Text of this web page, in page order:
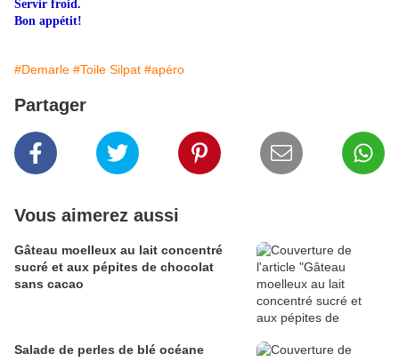
Servir froid.
Bon appétit!
#Demarle #Toile Silpat #apéro
Partager
Vous aimerez aussi
Gâteau moelleux au lait concentré
sucré et aux pépites de chocolat
sans cacao
Salade de perles de blé océane